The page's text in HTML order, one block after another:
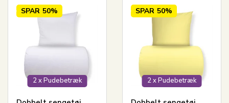
2 x Pudebetræk
SPAR 50%
2 x Pudebetræk
SPAR 50%